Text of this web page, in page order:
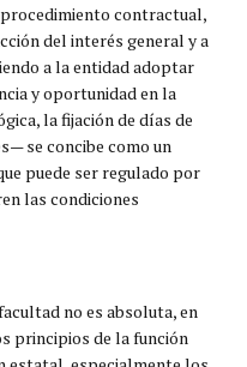
contractual,
del interés general y a
a la entidad adoptar
y oportunidad en la
la fijación de días de
se concibe como un
puede ser regulado por
las condiciones
no es absoluta, en
principios de la función